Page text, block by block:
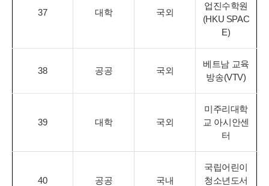
37 대학 국외
업진수학원
(HKU SPAC
E)
38 공공 국외
베트남 교육
방송(VTV)
39 대학 국외
미주리대학
교 아시안센
터
40 공공 국내
국립어린이
청소년도서